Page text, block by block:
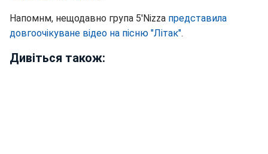
Напомнм, нещодавно група 5'Nizza представила
довгоочікуване відео на пісню "Літак".
Дивіться також: